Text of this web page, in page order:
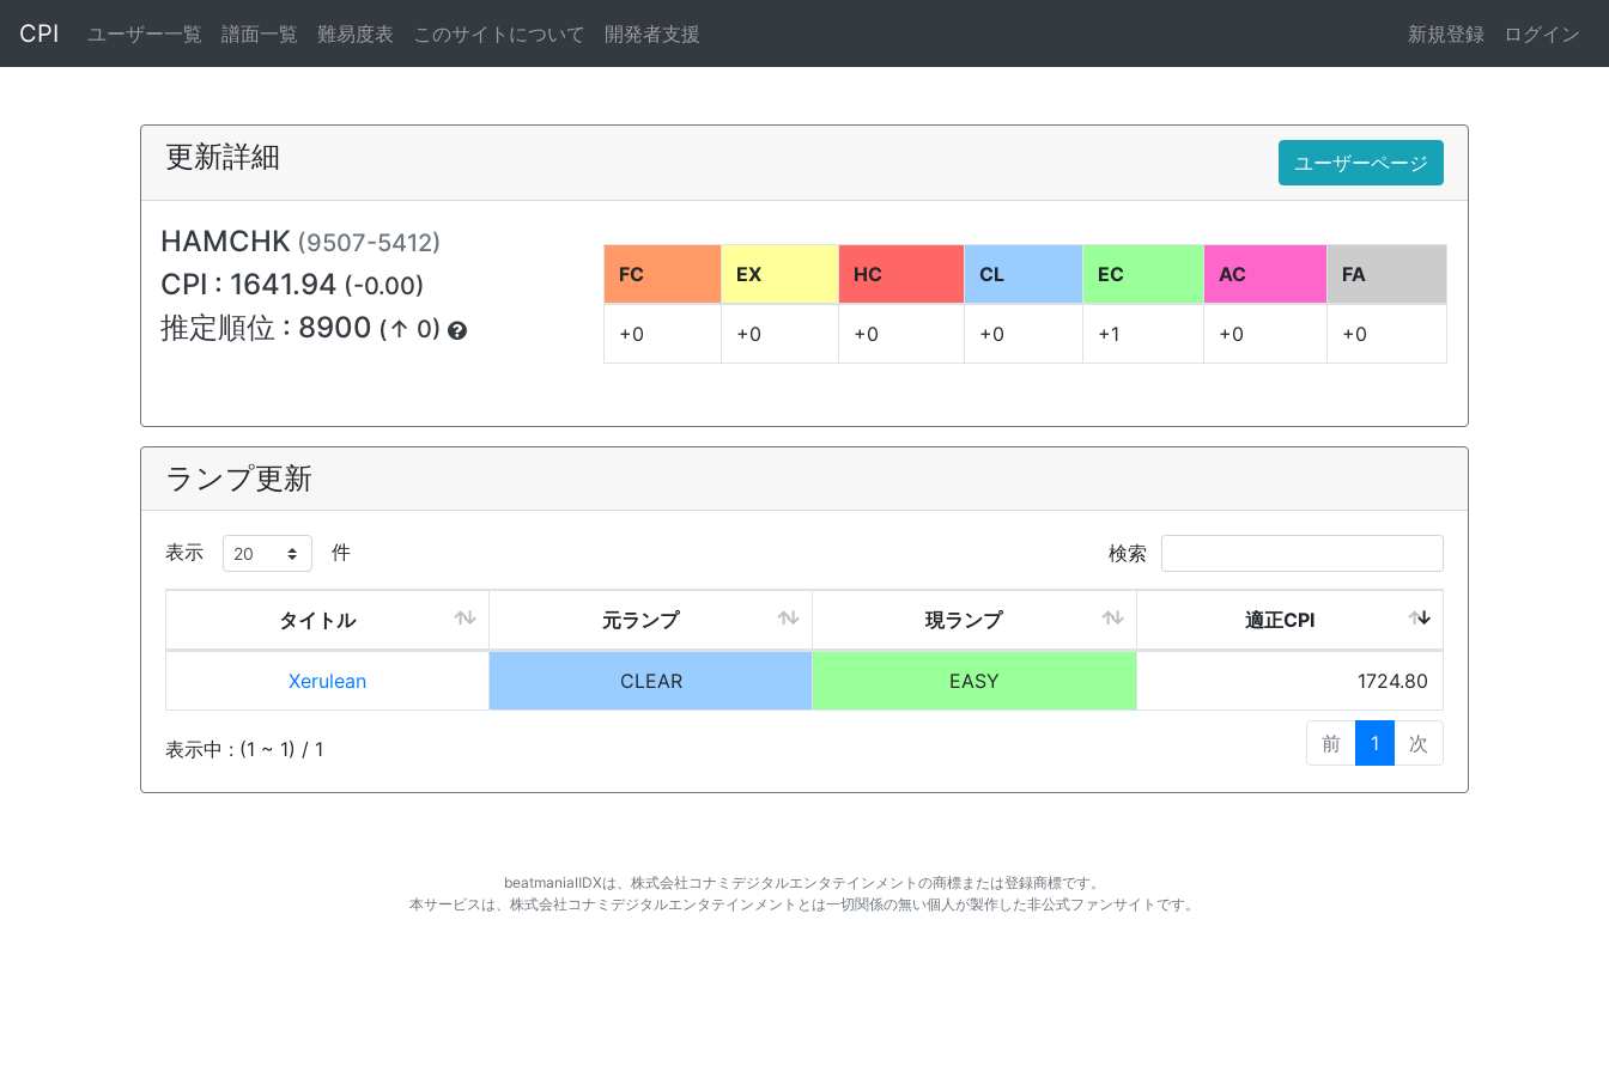
CPI ユーザー一覧 譜面一覧 難易度表 このサイトについて 開発者支援 新規登録 ログイン
更新詳細 ユーザーページ
HAMCHK (9507-5412)
CPI : 1641.94 (-0.00)
推定順位 : 8900 (↑ 0)
FC EX HC CL EC AC FA
+0 +0 +0 +0 +1 +0 +0
ランプ更新
表示 件 検索
タイトル 元ランプ 現ランプ 適正CPI
Xerulean CLEAR EASY 1724.80
表示中 : (1 ~ 1) / 1 前 1 次
beatmaniaⅡDXは、株式会社コナミデジタルエンタテインメントの商標または登録商標です。
本サービスは、株式会社コナミデジタルエンタテインメントとは一切関係の無い個人が製作した非公式ファンサイトです。